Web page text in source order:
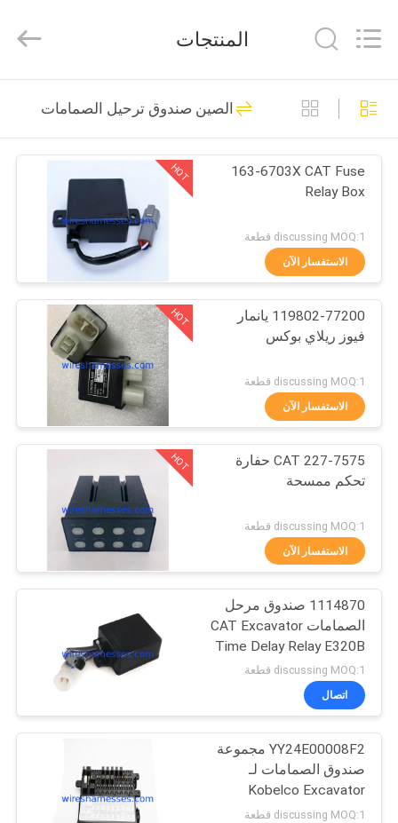
منزل،
بيت
منتجات
معلومات
جولة
المعمل
مراقبة
الجودة
اتصل
BLOG
خريطة
الموقع
PRIVACY
POLICY
Management
Services
All
Reserved.
ضفيرة الأسلاك حفارة
18
تسخير أسلاك المحرك
25
تحكم حفارة
24
محرك خنق حفارة
30
المنتجات
الصين صندوق ترحيل الصمامات
HOT
163-6703X CAT Fuse
Relay Box
discussing MOQ:1 قطعة
الاستفسار الآن
HOT
119802-77200 يانمار
فيوز ريلاي بوكس
discussing MOQ:1 قطعة
الاستفسار الآن
HOT
227-7575 CAT حفارة
تحكم ممسحة
discussing MOQ:1 قطعة
الاستفسار الآن
1114870 صندوق مرحل
الصمامات CAT Excavator
Time Delay Relay E320B
E312B
discussing MOQ:1 قطعة
اتصال
YY24E00008F2 مجموعة
صندوق الصمامات لـ
Kobelco Excavator
SK200-8 SK350-8
discussing MOQ:1 قطعة